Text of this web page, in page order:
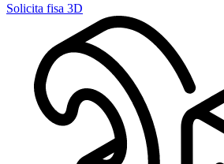
Solicita fisa 3D